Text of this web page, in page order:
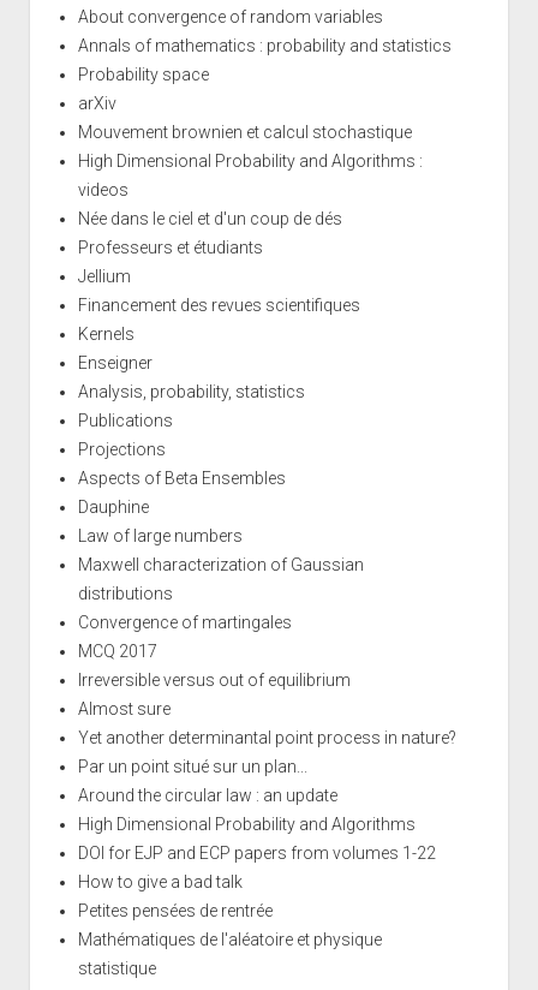
About convergence of random variables
Annals of mathematics : probability and statistics
Probability space
arXiv
Mouvement brownien et calcul stochastique
High Dimensional Probability and Algorithms :
videos
Née dans le ciel et d'un coup de dés
Professeurs et étudiants
Jellium
Financement des revues scientifiques
Kernels
Enseigner
Analysis, probability, statistics
Publications
Projections
Aspects of Beta Ensembles
Dauphine
Law of large numbers
Maxwell characterization of Gaussian
distributions
Convergence of martingales
MCQ 2017
Irreversible versus out of equilibrium
Almost sure
Yet another determinantal point process in nature?
Par un point situé sur un plan...
Around the circular law : an update
High Dimensional Probability and Algorithms
DOI for EJP and ECP papers from volumes 1-22
How to give a bad talk
Petites pensées de rentrée
Mathématiques de l'aléatoire et physique
statistique